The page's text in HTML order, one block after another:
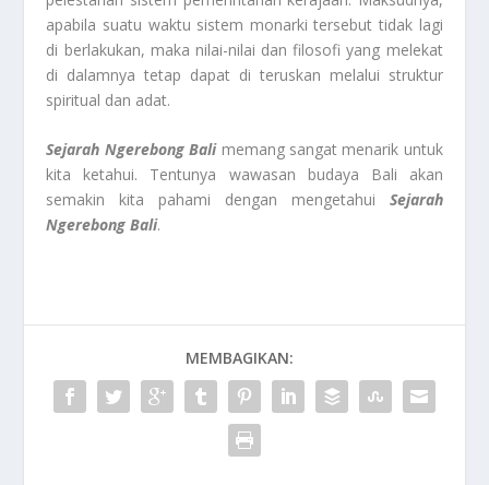
apabila suatu waktu sistem monarki tersebut tidak lagi
di berlakukan, maka nilai-nilai dan filosofi yang melekat
di dalamnya tetap dapat di teruskan melalui struktur
spiritual dan adat.
Sejarah Ngerebong Balimemang sangat menarik untuk
kita ketahui. Tentunya wawasan budaya Bali akan
semakin kita pahami dengan mengetahui Sejarah
Ngerebong Bali.
MEMBAGIKAN: